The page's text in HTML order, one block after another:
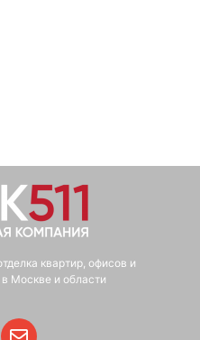
квартир, офисов и
Москве и области